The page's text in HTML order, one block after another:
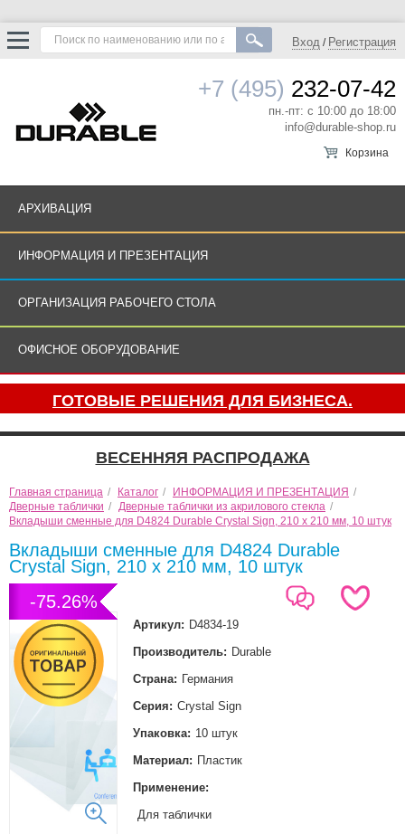
Вход / Регистрация
+7 (495) 232-07-42
пн.-пт: с 10:00 до 18:00
info@durable-shop.ru
Корзина
АРХИВАЦИЯ
ИНФОРМАЦИЯ И ПРЕЗЕНТАЦИЯ
ОРГАНИЗАЦИЯ РАБОЧЕГО СТОЛА
ОФИСНОЕ ОБОРУДОВАНИЕ
ГОТОВЫЕ РЕШЕНИЯ ДЛЯ БИЗНЕСА.
ВЕСЕННЯЯ РАСПРОДАЖА
Главная страница / Каталог / ИНФОРМАЦИЯ И ПРЕЗЕНТАЦИЯ /
Дверные таблички / Дверные таблички из акрилового стекла /
Вкладыши сменные для D4824 Durable Crystal Sign, 210 x 210 мм, 10 штук
Вкладыши сменные для D4824 Durable
Crystal Sign, 210 x 210 мм, 10 штук
-75.26%
Артикул: D4834-19
Производитель: Durable
Страна: Германия
Серия: Crystal Sign
Упаковка: 10 штук
Материал: Пластик
Применение:
Для таблички